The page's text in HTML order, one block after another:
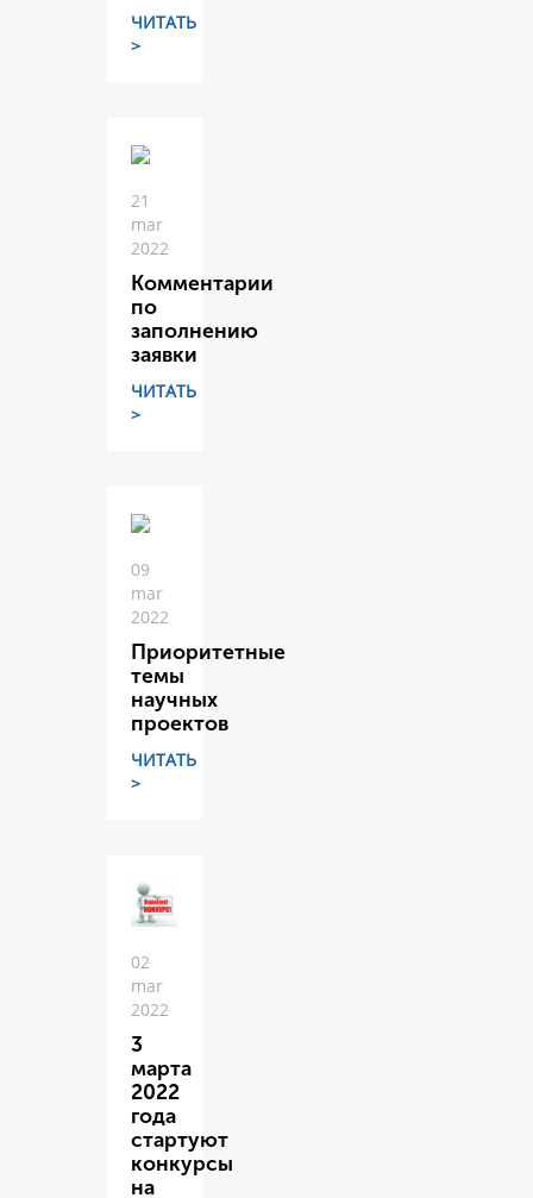
ЧИТАТЬ
>
21
mar
2022
Комментарии
по
заполнению
заявки
ЧИТАТЬ
>
09
mar
2022
Приоритетные
темы
научных
проектов
ЧИТАТЬ
>
02
mar
2022
3
марта
2022
года
стартуют
конкурсы
на